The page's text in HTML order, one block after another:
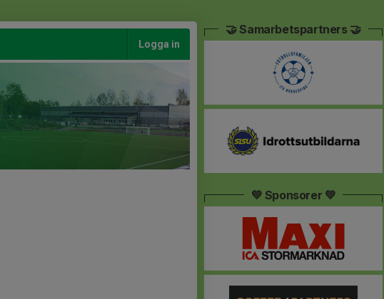
Logga in
🤝 Samarbetspartners 🤝
💚 Sponsorer 💚